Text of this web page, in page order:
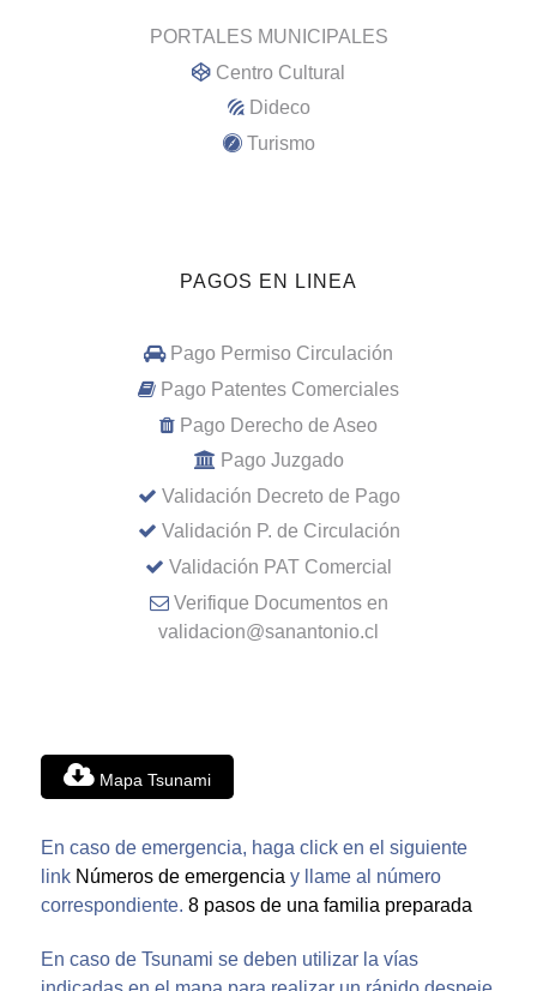
PORTALES MUNICIPALES
Centro Cultural
Dideco
Turismo
PAGOS EN LINEA
Pago Permiso Circulación
Pago Patentes Comerciales
Pago Derecho de Aseo
Pago Juzgado
Validación Decreto de Pago
Validación P. de Circulación
Validación PAT Comercial
Verifique Documentos en
validacion@sanantonio.cl
Mapa Tsunami
En caso de emergencia, haga click en el siguiente
link Números de emergencia y llame al número
correspondiente. 8 pasos de una familia preparada
En caso de Tsunami se deben utilizar la vías